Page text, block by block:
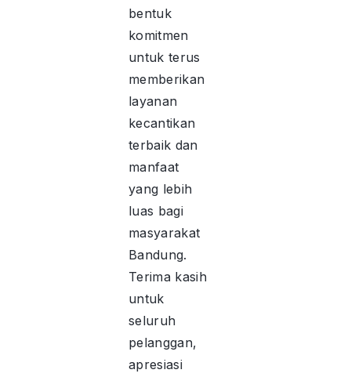
bentuk
komitmen
untuk terus
memberikan
layanan
kecantikan
terbaik dan
manfaat
yang lebih
luas bagi
masyarakat
Bandung.
Terima kasih
untuk
seluruh
pelanggan,
apresiasi